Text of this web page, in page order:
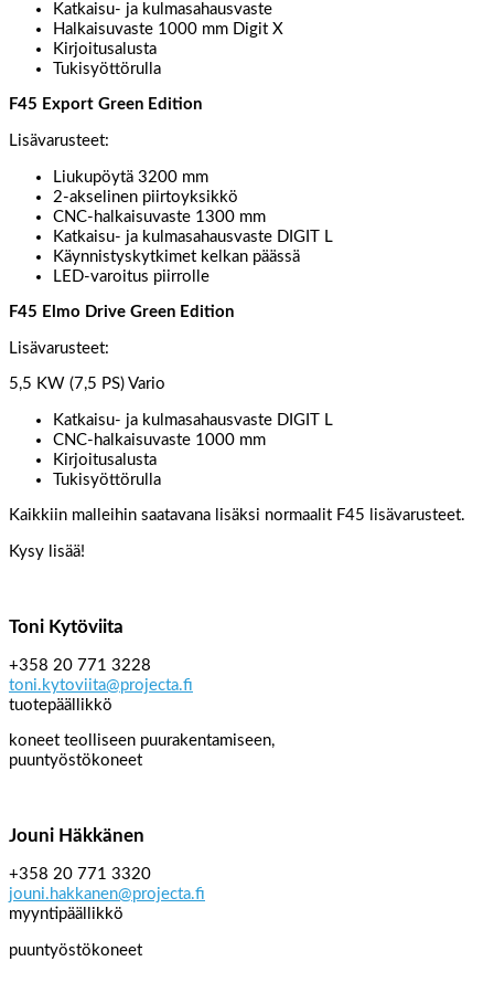
Katkaisu- ja kulmasahausvaste
Halkaisuvaste 1000 mm Digit X
Kirjoitusalusta
Tukisyöttörulla
F45 Export Green Edition
Lisävarusteet:
Liukupöytä 3200 mm
2-akselinen piirtoyksikkö
CNC-halkaisuvaste 1300 mm
Katkaisu- ja kulmasahausvaste DIGIT L
Käynnistyskytkimet kelkan päässä
LED-varoitus piirrolle
F45 Elmo Drive Green Edition
Lisävarusteet:
5,5 KW (7,5 PS) Vario
Katkaisu- ja kulmasahausvaste DIGIT L
CNC-halkaisuvaste 1000 mm
Kirjoitusalusta
Tukisyöttörulla
Kaikkiin malleihin saatavana lisäksi normaalit F45 lisävarusteet.
Kysy lisää!
Toni Kytöviita
+358 20 771 3228
toni.kytoviita@projecta.fi
tuotepäällikkö
koneet teolliseen puurakentamiseen,
puuntyöstökoneet
Jouni Häkkänen
+358 20 771 3320
jouni.hakkanen@projecta.fi
myyntipäällikkö
puuntyöstökoneet